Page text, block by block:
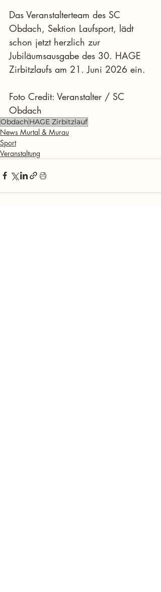
Das Veranstalterteam des SC
Obdach, Sektion Laufsport, lädt
schon jetzt herzlich zur
Jubiläumsausgabe des 30. HAGE
Zirbitzlaufs am 21. Juni 2026 ein.
Foto Credit: Veranstalter / SC
Obdach
ObdachHAGE Zirbitzlauf
News Murtal & Murau
Sport
Veranstaltung